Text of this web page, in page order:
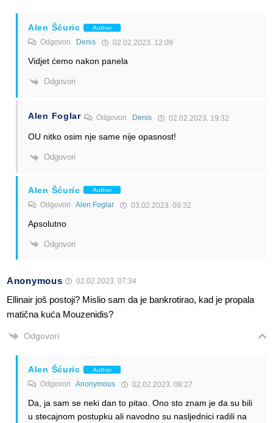
Alen Šćuric Author
Odgovori Denis 02.02.2023. 12:09
Vidjet ćemo nakon panela
Odgovori
Alen Foglar Odgovori Denis 02.02.2023. 19:32
OU nitko osim nje same nije opasnost!
Odgovori
Alen Šćuric Author
Odgovori Alen Foglar 03.02.2023. 09:32
Apsolutno
Odgovori
Anonymous 02.02.2023. 07:34
Ellinair još postoji? Mislio sam da je bankrotirao, kad je propala
matična kuća Mouzenidis?
Odgovori
Alen Šćuric Author
Odgovori Anonymous 02.02.2023. 08:27
Da, ja sam se neki dan to pitao. Ono sto znam je da su bili
u stecajnom postupku ali navodno su nasljednici radili na